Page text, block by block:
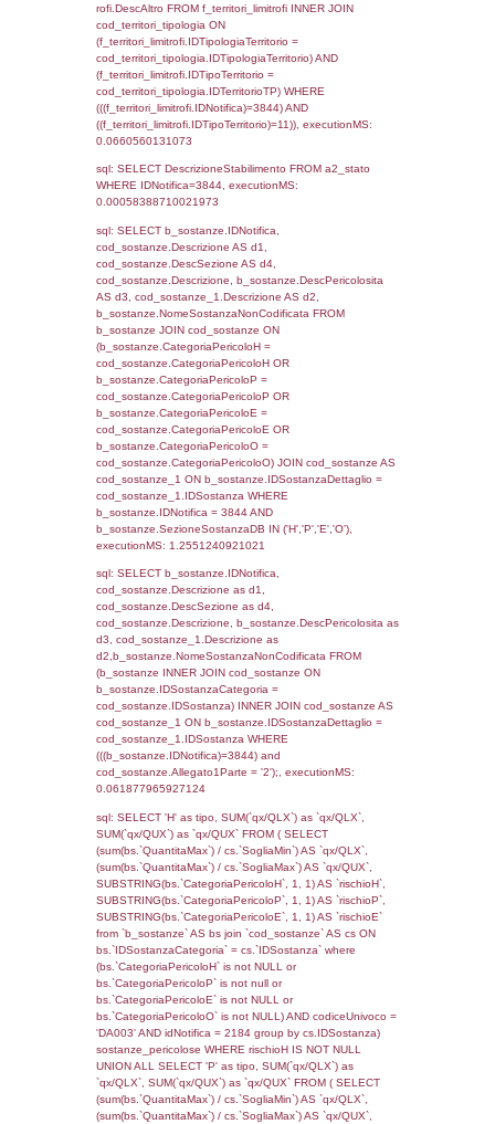
(f_territori_limitrofi.IDTipoTerritorio =
cod_territori_tipologia.IDTerritorioTP)
(((f_territori_limitrofi.IDNotifica)=3844) AND
((f_territori_limitrofi.IDTipoTerritorio)=5)),
0.069939136505127
reg_f_territori_limitrofi.Direzione,
reg_f_territori_limitrofi.Denominazione,
_limitrofi.DescAltro FROM
JOIN cod_territori_tipologia ON
(reg_f_territori_limitrofi.IDTipologiaTerritorio =
cod_territori_tipologia.IDTipologiaTerritorio)
(reg_f_territori_limitrofi.IDTipoTerritorio =
cod_territori_tipologia.IDTerritorioTP)
0.019747972488403
sql: SELECT f_territori_limitrofi.Distanza,
f_territori_limitrofi.Direzione,
rofi.DescAltro FROM f_territori_limitrofi
cod_territori_tipologia ON
(f_territori_limitrofi.IDTipologiaTerritorio =
cod_territori_tipologia.IDTipologiaTerritorio)
(f_territori_limitrofi.IDTipoTerritorio =
cod_territori_tipologia.IDTerritorioTP)
(((f_territori_limitrofi.IDNotifica)=3844) AND
((f_territori_limitrofi.IDTipoTerritorio)=6)),
0.070092916488647
sql: SELECT f_territori_limitrofi.Distanza,
f_territori_limitrofi.Direzione,
f_territori_limitrofi.Denominazione,
rofi.DescAltro FROM f_territori_limitrofi
cod_territori_tipologia ON
(f_territori_limitrofi.IDTipologiaTerritorio =
cod_territori_tipologia.IDTipologiaTerritorio)
(f_territori_limitrofi.IDTipoTerritorio =
cod_territori_tipologia.IDTerritorioTP)
(((f_territori_limitrofi.IDNotifica)=3844) AND